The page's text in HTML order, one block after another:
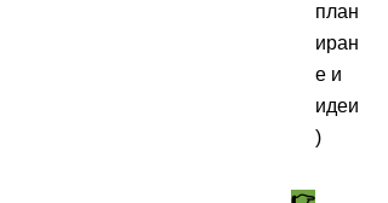
план
иран
е и
идеи
)